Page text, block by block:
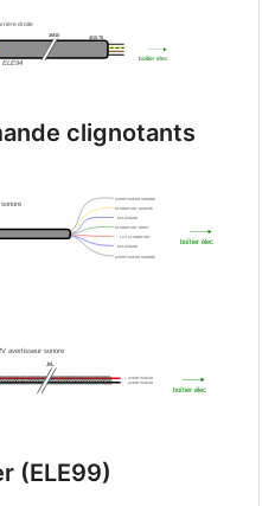
clignotants
(ELE99)